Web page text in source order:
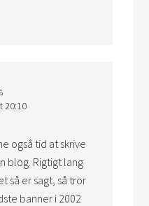
20:10
også tid at skrive
blog. Rigtigt lang
så er sagt, så tror
banner i 2002